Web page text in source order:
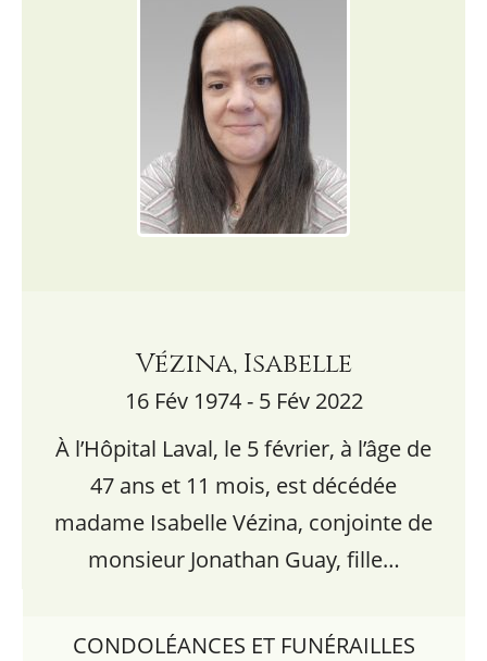
Vézina, Isabelle
16 Fév 1974 - 5 Fév 2022
À l’Hôpital Laval, le 5 février, à l’âge de
47 ans et 11 mois, est décédée
madame Isabelle Vézina, conjointe de
monsieur Jonathan Guay, fille…
CONDOLÉANCES ET FUNÉRAILLES